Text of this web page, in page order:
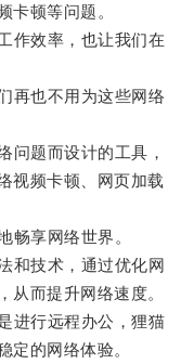
卡顿等问题。
效率，也让我们在
也不用为这些网络
题而设计的工具，
视频卡顿、网页加载
享网络世界。
技术，通过优化网
从而提升网络速度。
行远程办公，狸猫
定的网络体验。